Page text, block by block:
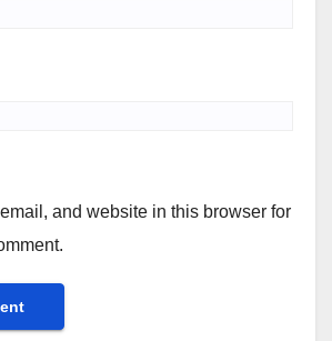
and website in this browser for